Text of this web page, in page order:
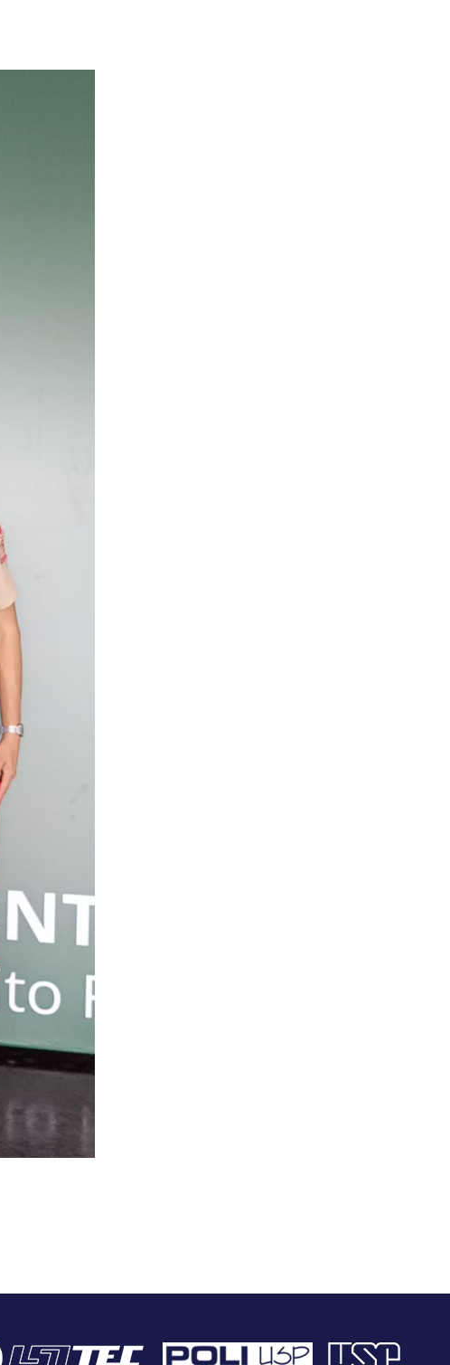
Logo
LSI-
Logo